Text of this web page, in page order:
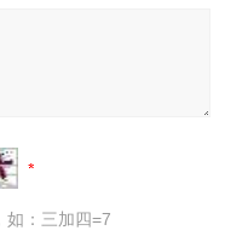
如：三加四=7